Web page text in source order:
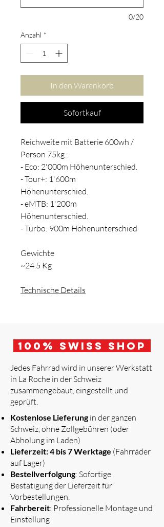
0/20
Anzahl *
In den Warenkorb
Sofortkauf
Reichweite mit Batterie 600wh /
Person 75kg :
- Eco: 2'000m Höhenunterschied.
- Tour+: 1'600m
Höhenunterschied.
- eMTB: 1'200m
Höhenunterschied.
- Turbo: 900m Höhenunterschied
Gewichte
~24.5 Kg
Technische Details
100 % Swiss Shop
Jedes Fahrrad wird in unserer Werkstatt
in La Roche in der Schweiz
zusammengebaut, eingestellt und
geprüft.
​
Kostenlose Lieferungin der ganzen
Schweiz, ohne Zollgebühren (oder
Abholung im Laden)
Lieferzeit: 4 bis 7 Werktage (Fahrräder
auf Lager)
Bestellverfolgung: Sofortige
Bestätigung der Lieferzeit für
Vorbestellungen.
Fahrbereit: Professionelle Montage und
Einstellung